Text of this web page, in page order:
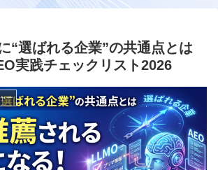
“選ばれる企業”の共通点とは
実践チェックリスト2026
ー